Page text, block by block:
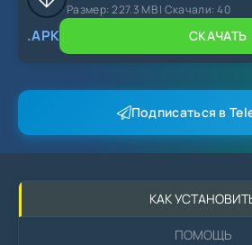
Размер:227.3 MB | Скачали:40
.APK СКАЧАТЬ
Подписаться в
КАК
ПОМОЩЬ